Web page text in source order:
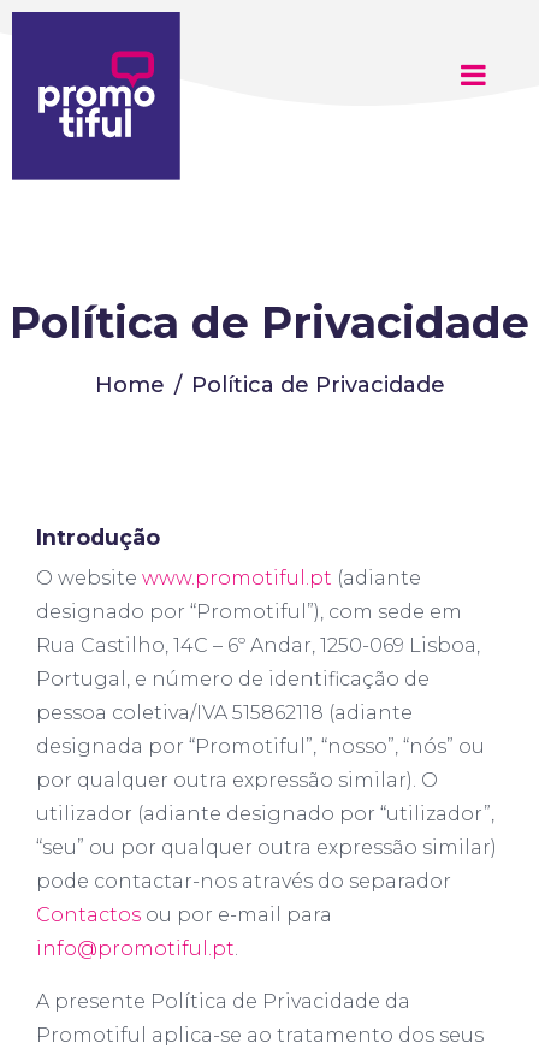
Política de Privacidade
Home Política de Privacidade
Introdução
O website www.promotiful.pt (adiante
designado por “Promotiful”), com sede em
Rua Castilho, 14C – 6º Andar, 1250-069 Lisboa,
Portugal, e número de identificação de
pessoa coletiva/IVA 515862118 (adiante
designada por “Promotiful”, “nosso”, “nós” ou
por qualquer outra expressão similar). O
utilizador (adiante designado por “utilizador”,
“seu” ou por qualquer outra expressão similar)
pode contactar-nos através do separador
Contactos ou por e-mail para
info@promotiful.pt.
A presente Política de Privacidade da
Promotiful aplica-se ao tratamento dos seus